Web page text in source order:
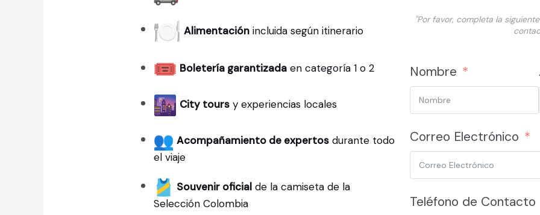
Alimentación incluida según itinerario
Boletería garantizada en categoría 1 o 2
City tours y experiencias locales
Acompañamiento de expertos durante todo
el viaje
Souvenir oficial de la camiseta de la
Selección Colombia
"Por favor, completa la
Nombre
Correo Electrónico
Teléfono de Contacto